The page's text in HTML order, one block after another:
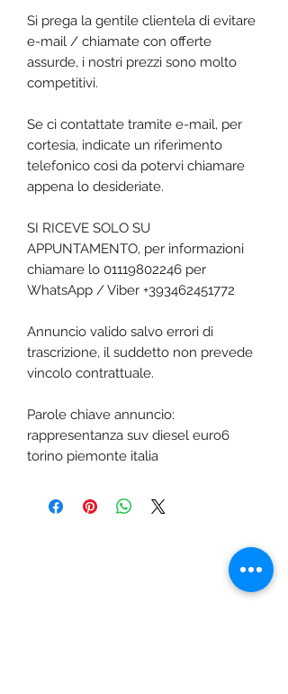
Si prega la gentile clientela di evitare
e-mail / chiamate con offerte
assurde, i nostri prezzi sono molto
competitivi.
Se ci contattate tramite e-mail, per
cortesia, indicate un riferimento
telefonico così da potervi chiamare
appena lo desideriate.
SI RICEVE SOLO SU
APPUNTAMENTO, per informazioni
chiamare lo 01119802246 per
WhatsApp / Viber +393462451772
Annuncio valido salvo errori di
trascrizione, il suddetto non prevede
vincolo contrattuale.
Parole chiave annuncio:
rappresentanza suv diesel euro6
torino piemonte italia